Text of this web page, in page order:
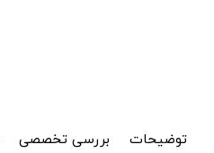
توضیحات بررسی تخصصی